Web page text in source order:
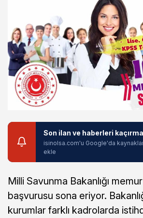
Son ilan ve haberleri
isinolsa.com'u Google'da
ekle
Milli Savunma Bakanlığı memur
başvurusu sona eriyor.
kurumlar farklı kadrolarda